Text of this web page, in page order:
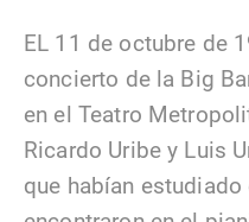
EL 11 de octubre de
concierto de la Big
en el Teatro
Ricardo Uribe y Luis
que habían